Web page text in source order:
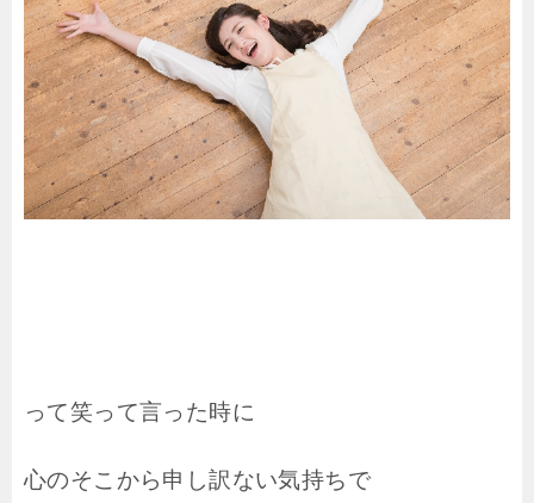
って笑って言った時に
心のそこから申し訳ない気持ちで